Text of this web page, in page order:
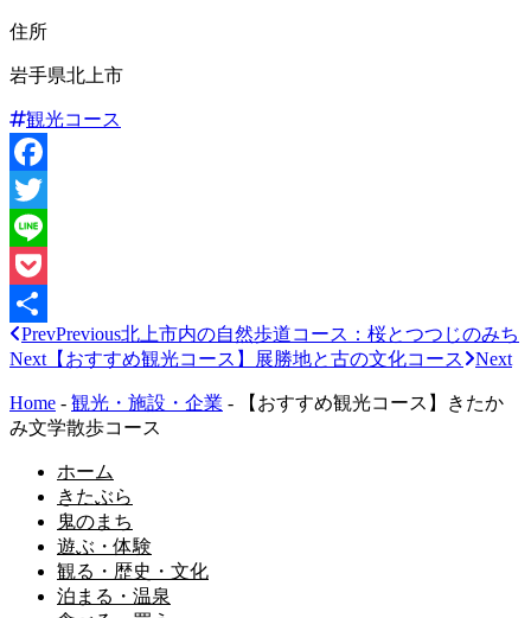
住所
岩手県北上市
観光コース
Facebook
Twitter
Line
Pocket
共PrevPrevious北上市内の自然歩道コース：桜とつつじのみち
Next 【おすすめ観光コース】展勝地と古の文化コース Next
Home - 観光・施設・企業 -
【おすすめ観光コース】きたか
み文学散歩コース
ホーム
きたぶら
鬼のまち
遊ぶ・体験
観る・歴史・文化
泊まる・温泉